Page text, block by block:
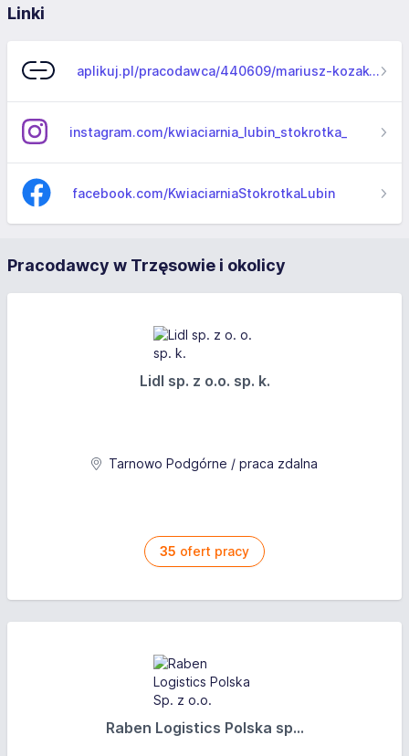
Linki
aplikuj.pl/pracodawca/440609/mariusz-kozak-i-ewelina-kozak-kwiaciarnia-stokrotka
instagram.com/kwiaciarnia_lubin_stokrotka_
facebook.com/KwiaciarniaStokrotkaLubin
Pracodawcy w Trzęsowie i okolicy
Lidl sp. z o.o. sp. k.
Tarnowo Podgórne / praca zdalna
35 ofert pracy
Raben Logistics Polska sp...